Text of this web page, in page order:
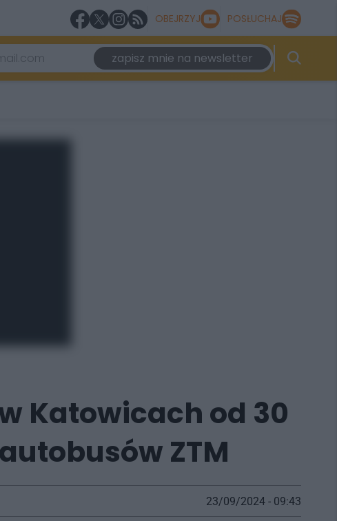
OBEJRZYJ POSŁUCHAJ
zapisz mnie na newsletter
Katowicach od 30
ZTM
23/09/2024 - 09:43